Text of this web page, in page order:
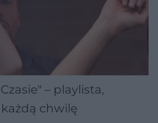
– playlista,
chwilę